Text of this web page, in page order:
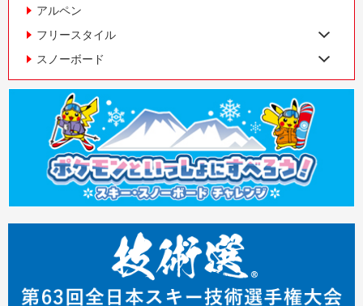
アルペン
フリースタイル
スノーボード